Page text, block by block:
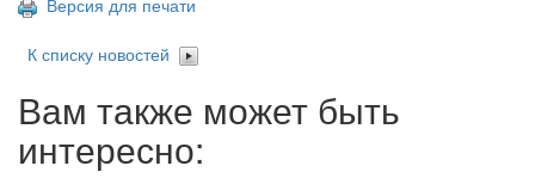
Версия для печати
К списку новостей
Вам также может быть
интересно: